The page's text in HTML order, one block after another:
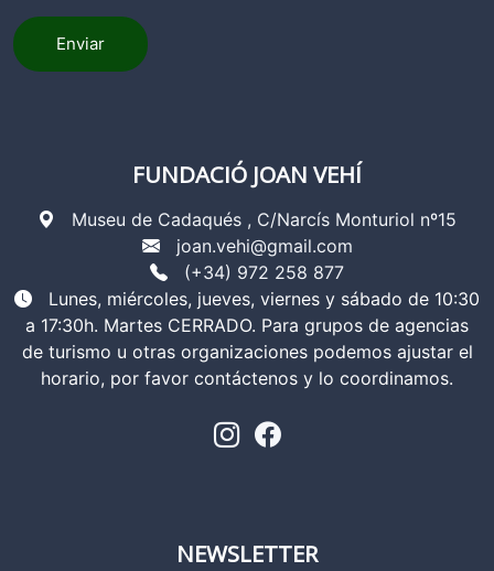
Enviar
FUNDACIÓ JOAN VEHÍ
Museu de Cadaqués , C/Narcís Monturiol nº15
joan.vehi@gmail.com
(+34) 972 258 877
Lunes, miércoles, jueves, viernes y sábado de 10:30
a 17:30h. Martes CERRADO. Para grupos de agencias
de turismo u otras organizaciones podemos ajustar el
horario, por favor contáctenos y lo coordinamos.
NEWSLETTER